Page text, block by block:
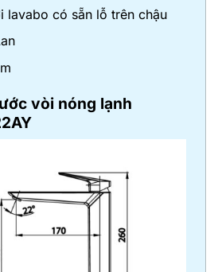
lavabo có sẵn lỗ trên chậu
vòi nóng lạnh